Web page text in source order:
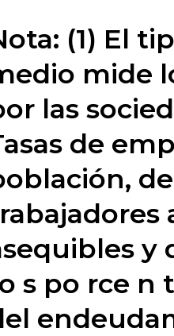
(1) El
mide
las
de
y
s po rce n